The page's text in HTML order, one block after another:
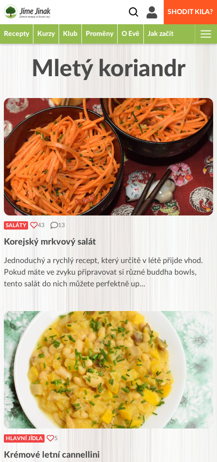
SHODIT KILA?
Recepty Kurzy Klub Proměny O Evě Jak začít
Mletý koriandr
SALÁTY 43 13
Korejský mrkvový salát
Jednoduchý a rychlý recept, který určitě v létě přijde vhod.
Pokud máte ve zvyku připravovat si různé buddha bowls,
tento salát do nich můžete perfektně up...
HLAVNÍ JÍDLA 5
Krémové letní cannellini